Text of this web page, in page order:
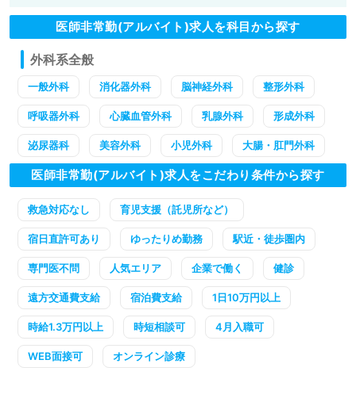
医師非常勤(アルバイト)求人を科目から探す
外科系全般
一般外科 消化器外科 脳神経外科 整形外科
呼吸器外科 心臓血管外科 乳腺外科 形成外科
泌尿器科 美容外科 小児外科 大腸・肛門外科
医師非常勤(アルバイト)求人をこだわり条件から探す
救急対応なし 育児支援（託児所など）
宿日直許可あり ゆったりめ勤務 駅近・徒歩圏内
専門医不問 人気エリア 企業で働く 健診
遠方交通費支給 宿泊費支給 1日10万円以上
時給1.3万円以上 時短相談可 4月入職可
WEB面接可 オンライン診療